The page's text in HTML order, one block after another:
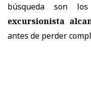
búsqueda son
excursionista
antes de perder